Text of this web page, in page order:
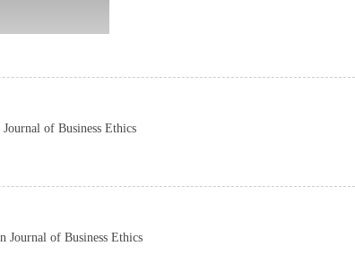
of Business Ethics
Journal of Business Ethics